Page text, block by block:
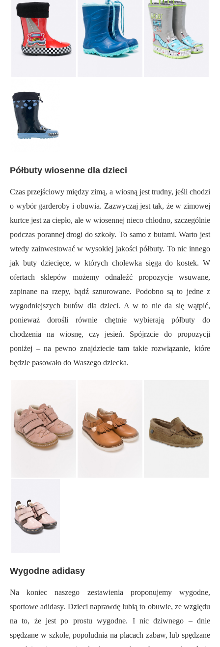
Półbuty wiosenne dla dzieci
Czas przejściowy między zimą, a wiosną jest trudny, jeśli chodzi
o wybór garderoby i obuwia. Zazwyczaj jest tak, że w zimowej
kurtce jest za ciepło, ale w wiosennej nieco chłodno, szczególnie
podczas porannej drogi do szkoły. To samo z butami. Warto jest
wtedy zainwestować w wysokiej jakości półbuty. To nic innego
jak buty dziecięce, w których cholewka sięga do kostek. W
ofertach sklepów możemy odnaleźć propozycje wsuwane,
zapinane na rzepy, bądź sznurowane. Podobno są to jedne z
wygodniejszych butów dla dzieci. A w to nie da się wątpić,
ponieważ dorośli równie chętnie wybierają półbuty do
chodzenia na wiosnę, czy jesień. Spójrzcie do propozycji
poniżej – na pewno znajdziecie tam takie rozwiązanie, które
będzie pasowało do Waszego dziecka.
Wygodne adidasy
Na koniec naszego zestawienia proponujemy wygodne,
sportowe adidasy. Dzieci naprawdę lubią to obuwie, ze względu
na to, że jest po prostu wygodne. I nic dziwnego – dnie
spędzane w szkole, popołudnia na placach zabaw, lub spędzane